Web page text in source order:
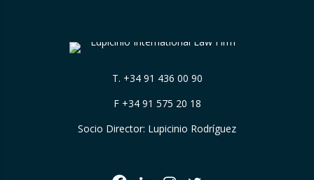
T. +34 91 436 00 90
F +34 91 575 20 18
Socio Director: Lupicinio Rodríguez